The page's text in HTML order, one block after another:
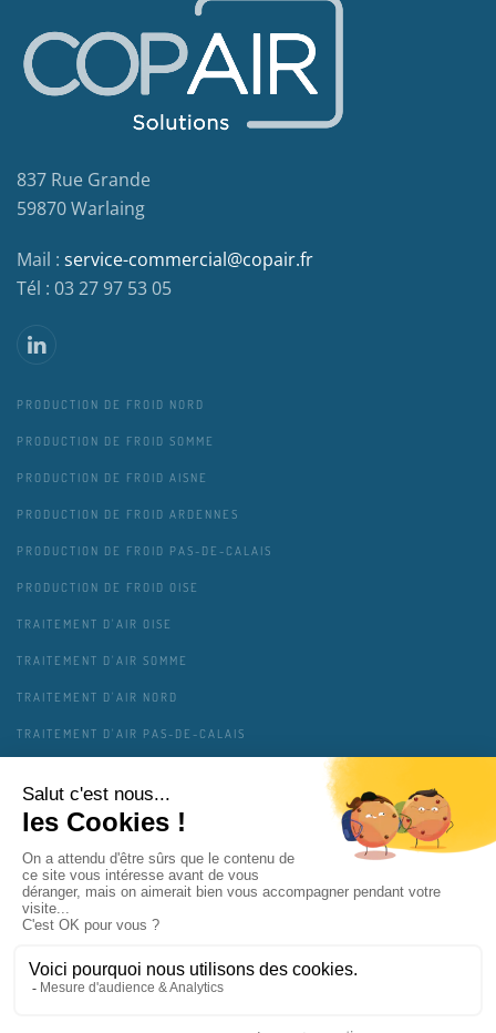
837 Rue Grande
59870 Warlaing
Mail : service-commercial@copair.fr
Tél : 03 27 97 53 05
PRODUCTION DE FROID NORD
PRODUCTION DE FROID SOMME
PRODUCTION DE FROID AISNE
PRODUCTION DE FROID ARDENNES
PRODUCTION DE FROID PAS-DE-CALAIS
PRODUCTION DE FROID OISE
TRAITEMENT D'AIR OISE
TRAITEMENT D'AIR SOMME
TRAITEMENT D'AIR NORD
TRAITEMENT D'AIR PAS-DE-CALAIS
GESTION DES COOKIES
VIE PRIVÉE
COPAIR SOLUTIONS INTERVIENT PRÈS DE CHEZ VOUS